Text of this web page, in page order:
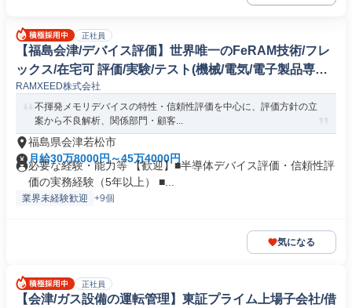
正社員
【福島会津/デバイス評価】世界唯一のFeRAM技術/フレ
ックス/在宅可 評価/実験/テスト(機械/電気/電子製品専門
職)
RAMXEED株式会社
不揮発メモリデバイスの特性・信頼性評価を中心に、評価方針の立
案から不良解析、関係部門・顧客...
福島県会津若松市
月給30万8000円～45万4000円
必要な経験・能力等 【歓迎】■半導体デバイス評価・信頼性評
価の実務経験（5年以上） ■...
業界未経験歓迎 +9個
気になる
正社員
【会津/ガス設備の運転管理】東証プライム上場子会社/借